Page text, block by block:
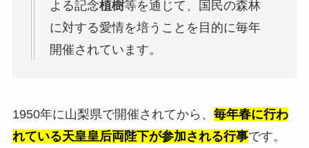
よる記念植樹等を通じて、国民の森林
に対する愛情を培うことを目的に毎年
開催されています。
1950年に山梨県で開催されてから、 毎年春に行わ
れている天皇皇后両陛下が参加される行事です。